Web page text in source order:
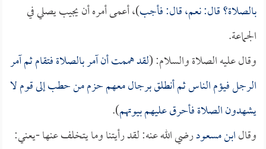
بالصلاة؟ قال: نعم، قال: فأجب)، أعمى أمره أن يجيب يصلي في
الجماعة.
وقال عليه الصلاة والسلام: (لقد هممت أن آمر بالصلاة فتقام ثم آمر
الرجل فيؤم الناس ثم أنطلق برجال معهم حزم من حطب إلى قوم لا
يشهدون الصلاة فأحرق عليهم بيوتهم).
وقالابن مسعودرضي الله عنه: لقد رأيتنا وما يتخلف عنها -يعني: